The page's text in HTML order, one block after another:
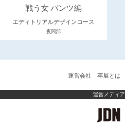
戦う女 パンツ編
エディトリアルデザインコース
夜間部
運営会社 卒展とは
運営メディア